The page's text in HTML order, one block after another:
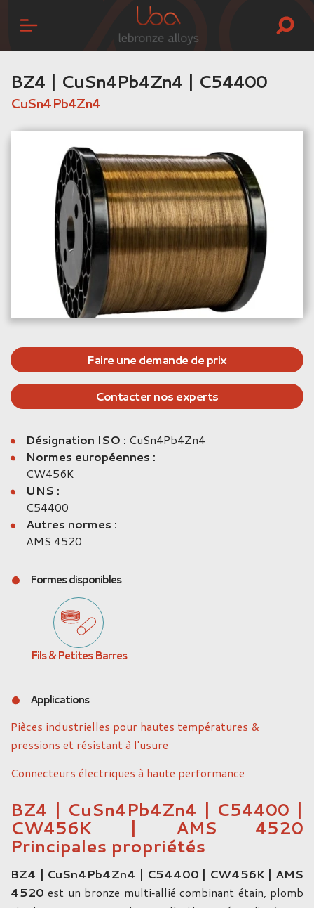
BZ4 | CuSn4Pb4Zn4 | C54400
CuSn4Pb4Zn4
Faire une demande de prix
Contacter nos experts
Désignation ISO : CuSn4Pb4Zn4
Normes européennes :
CW456K
UNS :
C54400
Autres normes :
AMS 4520
Formes disponibles
Fils & Petites Barres
Applications
Pièces industrielles pour hautes températures &
pressions et résistant à l'usure
Connecteurs électriques à haute performance
BZ4 | CuSn4Pb4Zn4 | C54400 |
CW456K | AMS 4520
Principales propriétés
BZ4 | CuSn4Pb4Zn4 | C54400 | CW456K | AMS
4520 est un bronze multi‑allié combinant étain, plomb